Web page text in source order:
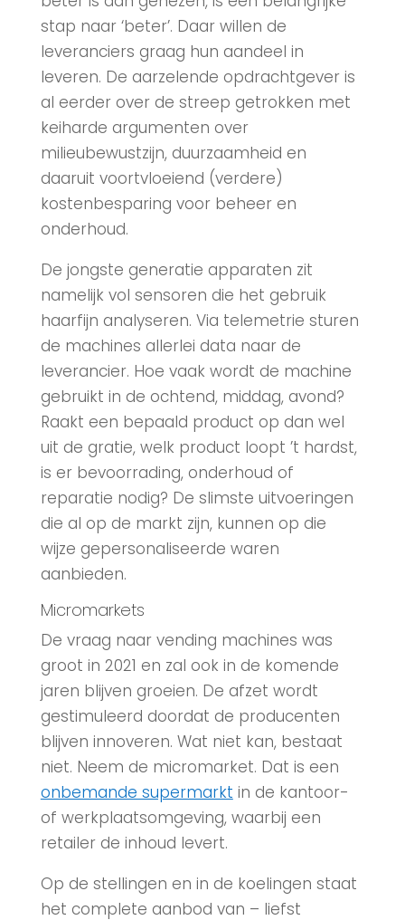
stap naar ‘beter’. Daar willen de
leveranciers graag hun aandeel in
leveren. De aarzelende opdrachtgever is
al eerder over de streep getrokken met
keiharde argumenten over
milieubewustzijn, duurzaamheid en
daaruit voortvloeiend (verdere)
kostenbesparing voor beheer en
onderhoud.
De jongste generatie apparaten zit
namelijk vol sensoren die het gebruik
haarfijn analyseren. Via telemetrie sturen
de machines allerlei data naar de
leverancier. Hoe vaak wordt de machine
gebruikt in de ochtend, middag, avond?
Raakt een bepaald product op dan wel
uit de gratie, welk product loopt ’t hardst,
is er bevoorrading, onderhoud of
reparatie nodig? De slimste uitvoeringen
die al op de markt zijn, kunnen op die
wijze gepersonaliseerde waren
aanbieden.
Micromarkets
De vraag naar vending machines was
groot in 2021 en zal ook in de komende
jaren blijven groeien. De afzet wordt
gestimuleerd doordat de producenten
blijven innoveren. Wat niet kan, bestaat
niet. Neem de micromarket. Dat is een
onbemande supermarkt in de kantoor-
of werkplaatsomgeving, waarbij een
retailer de inhoud levert.
Op de stellingen en in de koelingen staat
het complete aanbod van – liefst